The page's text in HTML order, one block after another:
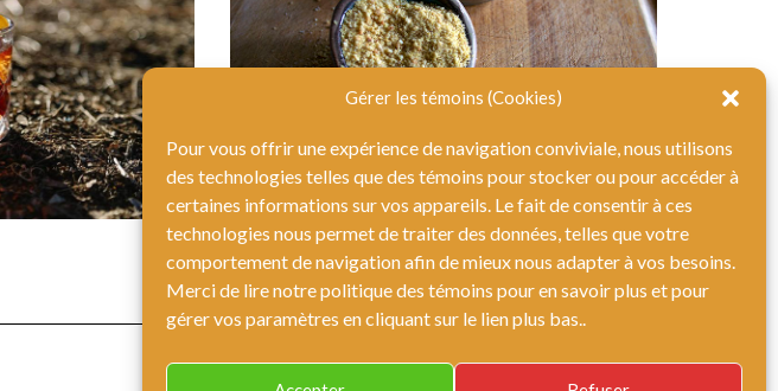
Gérer les témoins (Cookies)
Pour vous offrir une expérience de navigation conviviale, nous utilisons
des technologies telles que des témoins pour stocker ou pour accéder à
certaines informations sur vos appareils. Le fait de consentir à ces
technologies nous permet de traiter des données, telles que votre
comportement de navigation afin de mieux nous adapter à vos besoins.
Merci de lire notre politique des témoins pour en savoir plus et pour
gérer vos paramètres en cliquant sur le lien plus bas..
La levure alimentaire